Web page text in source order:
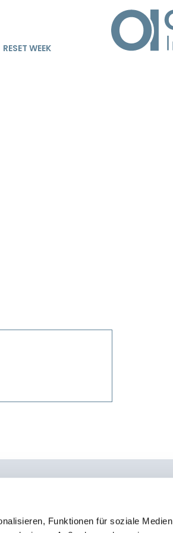
Funktionen für soziale Medien
RESET WEEK
Kontakt